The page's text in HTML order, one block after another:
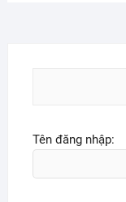
Tên đăng nhập: